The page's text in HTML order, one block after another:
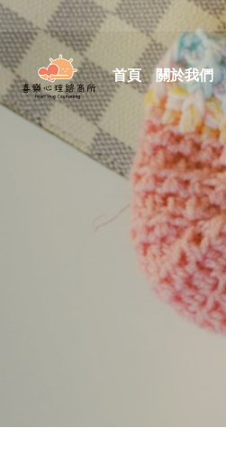
首頁 關於我們